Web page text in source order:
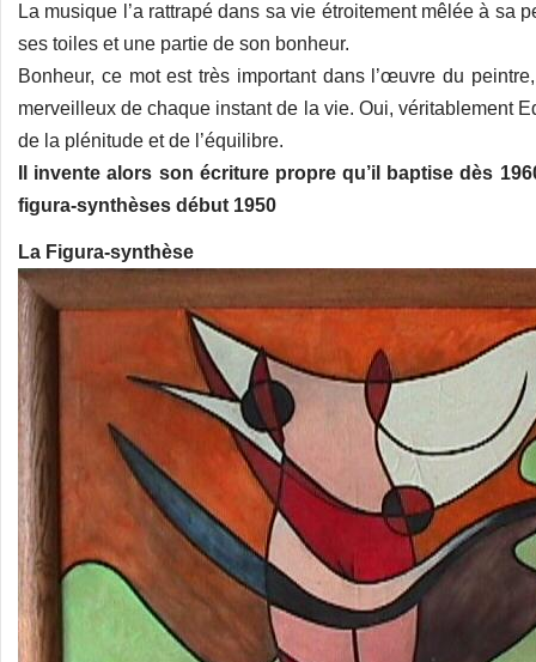
La musique l’a rattrapé dans sa vie étroitement mêlée à sa
ses toiles et une partie de son bonheur.
Bonheur, ce mot est très important dans l’œuvre du
merveilleux de chaque instant de la vie. Oui, véritablement
de la plénitude et de l’équilibre.
Il invente alors son écriture propre qu’il baptise dès
figura-synthèses début 1950
La Figura-synthèse